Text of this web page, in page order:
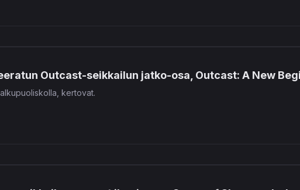
Outcast-seikkailun jatko-osa, Outcast: A New
kertovat.